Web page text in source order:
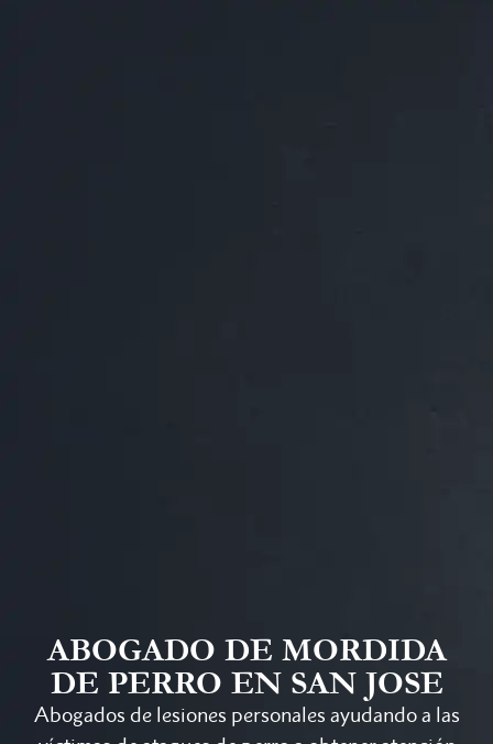
ABOGADO DE MORDIDA
DE PERRO EN SAN JOSE
Abogados de lesiones personales ayudando a las